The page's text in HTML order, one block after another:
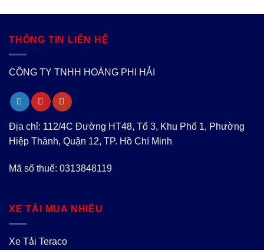
THÔNG TIN LIÊN HỆ
CÔNG TY TNHH HOÀNG PHI HẢI
Địa chỉ: 112/4C Đường HT48, Tổ 3, Khu Phố 1, Phường
Hiệp Thành, Quận 12, TP. Hồ Chí Minh
Mã số thuế: 0313848119
XE TẢI MUA NHIỀU
Xe Tải Teraco